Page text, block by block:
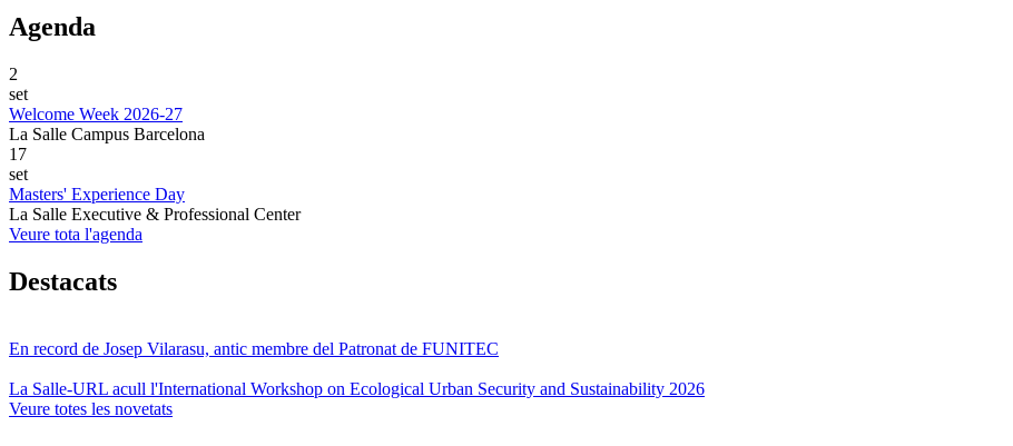
Agenda
2
set
Welcome Week 2026-27
La Salle Campus Barcelona
17
set
Masters' Experience Day
La Salle Executive & Professional Center
Veure tota l'agenda
Destacats
En record de Josep Vilarasu, antic membre del Patronat de FUNITEC
La Salle-URL acull l'International Workshop on Ecological Urban Security and Sustainability 2026
Veure totes les novetats